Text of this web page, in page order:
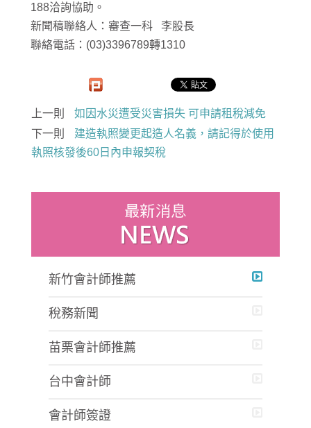
188洽詢協助。
新聞稿聯絡人：審查一科 李股長
聯絡電話：(03)3396789轉1310
上一則
如因水災遭受災害損失 可申請租稅減免
下一則
建造執照變更起造人名義，請記得於使用
執照核發後60日內申報契稅
新竹會計師推薦
稅務新聞
苗栗會計師推薦
台中會計師
會計師簽證